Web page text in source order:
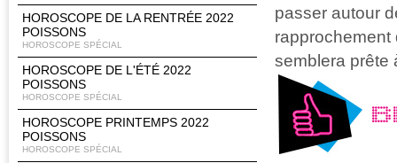
HOROSCOPE DE LA RENTRÉE 2022
POISSONS
HOROSCOPE SPÉCIAL
HOROSCOPE DE L'ÉTÉ 2022
POISSONS
HOROSCOPE SPÉCIAL
HOROSCOPE PRINTEMPS 2022
POISSONS
HOROSCOPE SPÉCIAL
passer autour
semblera prête